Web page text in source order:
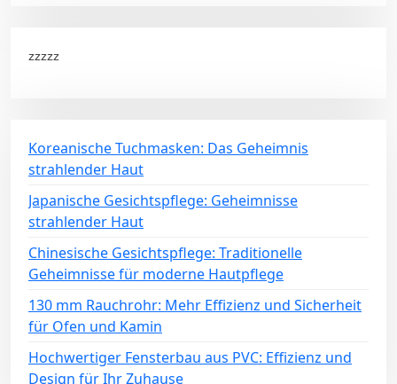
zzzzz
Koreanische Tuchmasken: Das Geheimnis
strahlender Haut
Japanische Gesichtspflege: Geheimnisse
strahlender Haut
Chinesische Gesichtspflege: Traditionelle
Geheimnisse für moderne Hautpflege
130 mm Rauchrohr: Mehr Effizienz und Sicherheit
für Ofen und Kamin
Hochwertiger Fensterbau aus PVC: Effizienz und
Design für Ihr Zuhause